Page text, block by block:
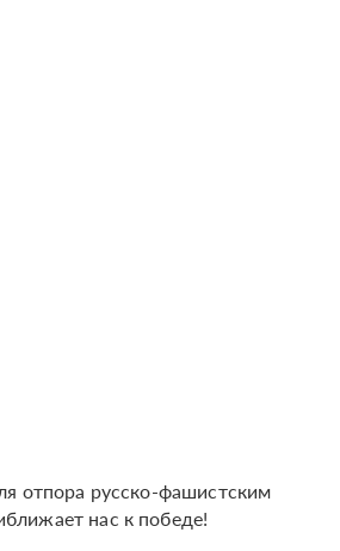
отпора русско-фашистским
нас к победе!